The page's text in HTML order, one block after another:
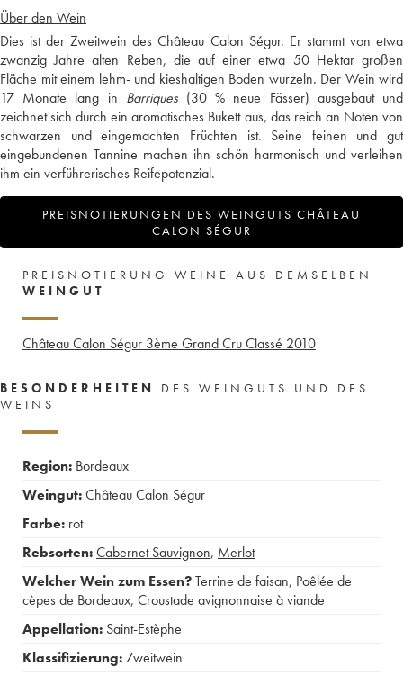
Über den Wein
Dies ist der Zweitwein des Château Calon Ségur. Er stammt von etwa
zwanzig Jahre alten Reben, die auf einer etwa 50 Hektar großen
Fläche mit einem lehm- und kieshaltigen Boden wurzeln. Der Wein wird
17 Monate lang in Barriques(30 % neue Fässer) ausgebaut und
zeichnet sich durch ein aromatisches Bukett aus, das reich an Noten von
schwarzen und eingemachten Früchten ist. Seine feinen und gut
eingebundenen Tannine machen ihn schön harmonisch und verleihen
ihm ein verführerisches Reifepotenzial.
PREISNOTIERUNGEN DES WEINGUTS CHÂTEAU
CALON SÉGUR
PREISNOTIERUNG WEINE AUS DEMSELBEN
WEINGUT
Château Calon Ségur 3ème Grand Cru Classé 2010
BESONDERHEITEN
DES WEINGUTS UND DES
WEINS
Region: Bordeaux
Weingut:Château Calon Ségur
Farbe: rot
Rebsorten:Cabernet Sauvignon, Merlot
Welcher Wein zum Essen?Terrine de faisan, Poêlée de
cèpes de Bordeaux, Croustade avignonnaise à viande
Appellation: Saint-Estèphe
Klassifizierung:Zweitwein